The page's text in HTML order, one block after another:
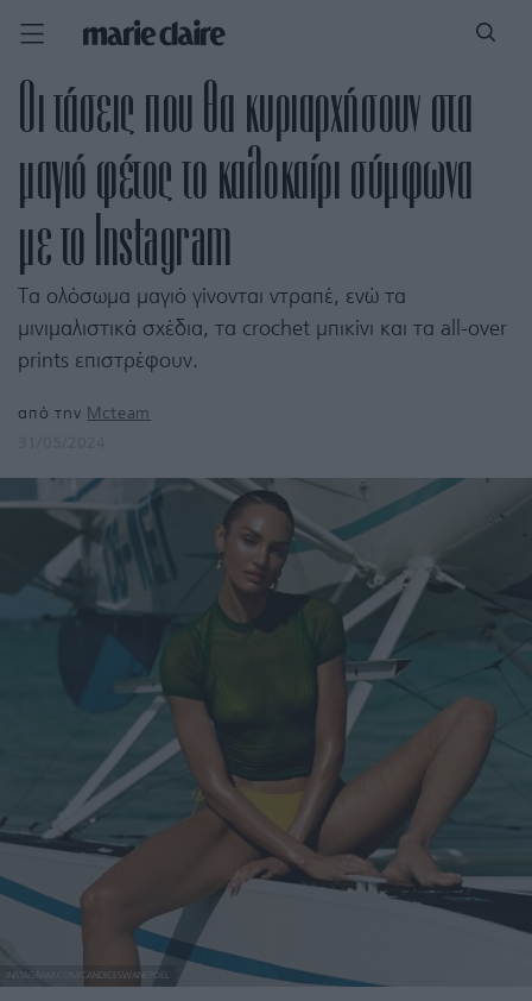
Οι τάσεις που θα κυριαρχήσουν στα
μαγιό φέτος το καλοκαίρι σύμφωνα
με το Instagram
Τα ολόσωμα μαγιό γίνονται ντραπέ, ενώ τα
μινιμαλιστικά σχέδια, τα crochet μπικίνι και τα all-over
prints επιστρέφουν.
από την Mcteam
INSTAGRAM.COM/CANDICESWANEPOEL